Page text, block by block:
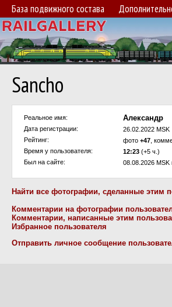
База подвижного состава
Sancho
Реальное имя: Александр
Дата регистрации:
26.02.2022 MSK
Рейтинг:
фото +47 ,
Время у пользователя:
12:23 (+5 ч.)
Был на сайте:
08.08.2026 MSK
Найти все фотографии, сделанные этим
Комментарии на фотографии
Комментарии, написанные этим
Избранное пользователя
Отправить личное сообщение